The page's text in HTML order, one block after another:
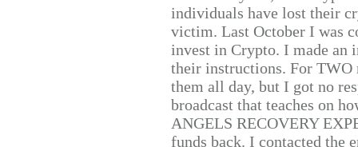
individuals have lost their
victim. Last October I was
invest in Crypto. I made
their instructions. For TWO
them all day, but I got no
broadcast that teaches on
ANGELS RECOVERY
funds back. I contacted the